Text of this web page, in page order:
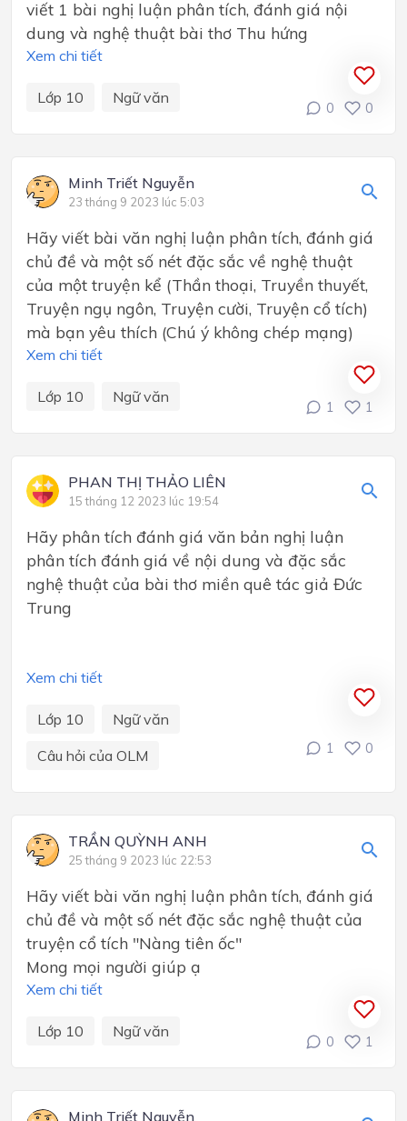
viết 1 bài nghị luận phân tích, đánh giá nội
dung và nghệ thuật bài thơ Thu hứng
Xem chi tiết
Lớp 10 Ngữ văn
0 0
Minh Triết Nguyễn
23 tháng 9 2023 lúc 5:03
Hãy viết bài văn nghị luận phân tích, đánh giá
chủ đề và một số nét đặc sắc về nghệ thuật
của một truyện kể (Thần thoại, Truyền thuyết,
Truyện ngụ ngôn, Truyện cười, Truyện cổ tích)
mà bạn yêu thích (Chú ý không chép mạng)
Xem chi tiết
Lớp 10 Ngữ văn
1 1
PHAN THỊ THẢO LIÊN
15 tháng 12 2023 lúc 19:54
Hãy phân tích đánh giá văn bản nghị luận
phân tích đánh giá về nội dung và đặc sắc
nghệ thuật của bài thơ miền quê tác giả Đức
Trung
Xem chi tiết
Lớp 10
Ngữ văn
Câu hỏi của OLM
1 0
TRẦN QUỲNH ANH
25 tháng 9 2023 lúc 22:53
Hãy viết bài văn nghị luận phân tích, đánh giá
chủ đề và một số nét đặc sắc nghệ thuật của
truyện cổ tích "Nàng tiên ốc"
Mong mọi người giúp ạ
Xem chi tiết
Lớp 10 Ngữ văn
0 1
Minh Triết Nguyễn